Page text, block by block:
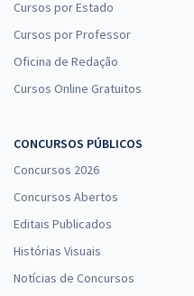
Cursos por Estado
Cursos por Professor
Oficina de Redação
Cursos Online Gratuitos
CONCURSOS PÚBLICOS
Concursos 2026
Concursos Abertos
Editais Publicados
Histórias Visuais
Notícias de Concursos